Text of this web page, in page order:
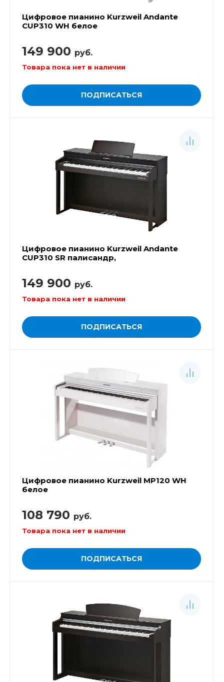
Цифровое пианино Kurzweil Andante
CUP310 WH белое
149 900 руб.
Товара пока нет в наличии
ПОДПИСАТЬСЯ
Цифровое пианино Kurzweil Andante
CUP310 SR палисандр,
149 900 руб.
Товара пока нет в наличии
ПОДПИСАТЬСЯ
Цифровое пианино Kurzweil MP120 WH
белое
108 790 руб.
Товара пока нет в наличии
ПОДПИСАТЬСЯ